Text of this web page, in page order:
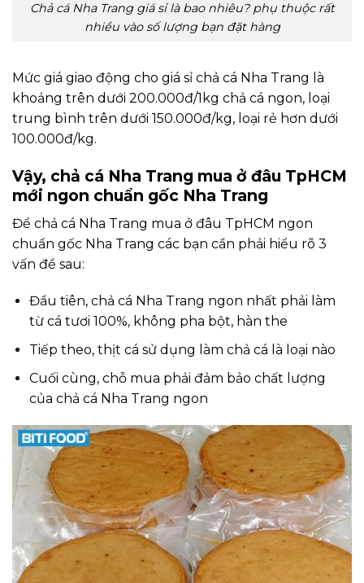
Chả cá Nha Trang giá sỉ là bao nhiêu? phụ thuộc rất
nhiều vào số lượng bạn đặt hàng
Mức giá giao động cho giá sỉ chả cá Nha Trang là
khoảng trên dưới 200.000đ/1kg chả cá ngon, loại
trung bình trên dưới 150.000đ/kg, loại rẻ hơn dưới
100.000đ/kg.
Vậy, chả cá Nha Trang mua ở đâu TpHCM
mới ngon chuẩn gốc Nha Trang
Để chả cá Nha Trang mua ở đâu TpHCM ngon
chuẩn gốc Nha Trang các bạn cần phải hiểu rõ 3
vấn đề sau:
Đầu tiên, chả cá Nha Trang ngon nhất phải làm
từ cá tươi 100%, không pha bột, hàn the
Tiếp theo, thịt cá sử dụng làm chả cá là loại nào
Cuối cùng, chỗ mua phải đảm bảo chất lượng
của chả cá Nha Trang ngon